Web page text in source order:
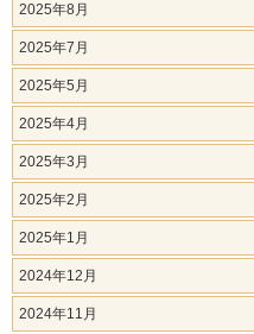
2025年8月
2025年7月
2025年5月
2025年4月
2025年3月
2025年2月
2025年1月
2024年12月
2024年11月